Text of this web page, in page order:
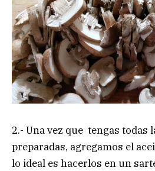
2.- Una vez que tengas todas
preparadas, agregamos el
lo ideal es hacerlos en un